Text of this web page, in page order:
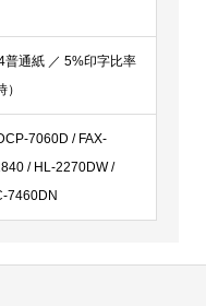
普通紙 ／ 5%印字比率
7060D / FAX-
/ HL-2270DW /
7460DN